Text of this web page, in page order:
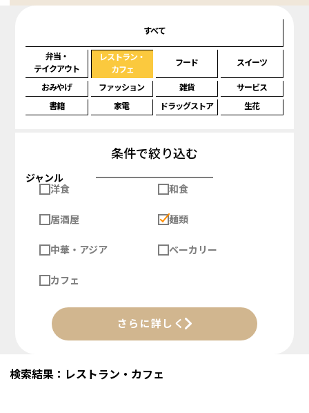
すべて
弁当・
テイクアウト
レストラン・
カフェ
フード スイーツ
おみやげ ファッション 雑貨
サービス
書籍
家電 ドラッグストア 生花
条件で絞り込む
ジャンル
洋食
和食
居酒屋 麺類
中華・アジア ベーカリー
カフェ
さらに詳しく
検索結果：レストラン・カフェ